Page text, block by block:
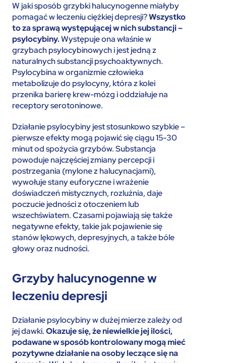
W jaki sposób grzybki halucynogenne miałyby
pomagać w leczeniu ciężkiej depresji?Wszystko
to za sprawą występującej w nich substancji –
psylocybiny.Występuje ona właśnie w
grzybach psylocybinowych i jest jedną z
naturalnych substancji psychoaktywnych.
Psylocybina w organizmie człowieka
metabolizuje do psylocyny, która z kolei
przenika barierę krew-mózg i oddziałuje na
receptory serotoninowe.
Działanie psylocybiny jest stosunkowo szybkie –
pierwsze efekty mogą pojawić się ciągu 15-30
minut od spożycia grzybów. Substancja
powoduje najczęściej zmiany percepcji i
postrzegania (mylone z halucynacjami),
wywołuje stany euforyczne i wrażenie
doświadczeń mistycznych, rozluźnia, daje
poczucie jedności z otoczeniem lub
wszechświatem. Czasami pojawiają się także
negatywne efekty, takie jak pojawienie się
stanów lękowych, depresyjnych, a także bóle
głowy oraz nudności.
Grzyby halucynogenne w
leczeniu depresji
Działanie psylocybiny w dużej mierze zależy od
jej dawki.Okazuje się, że niewielkie jej ilości,
podawane w sposób kontrolowany mogą mieć
pozytywne działanie na osoby leczące się na